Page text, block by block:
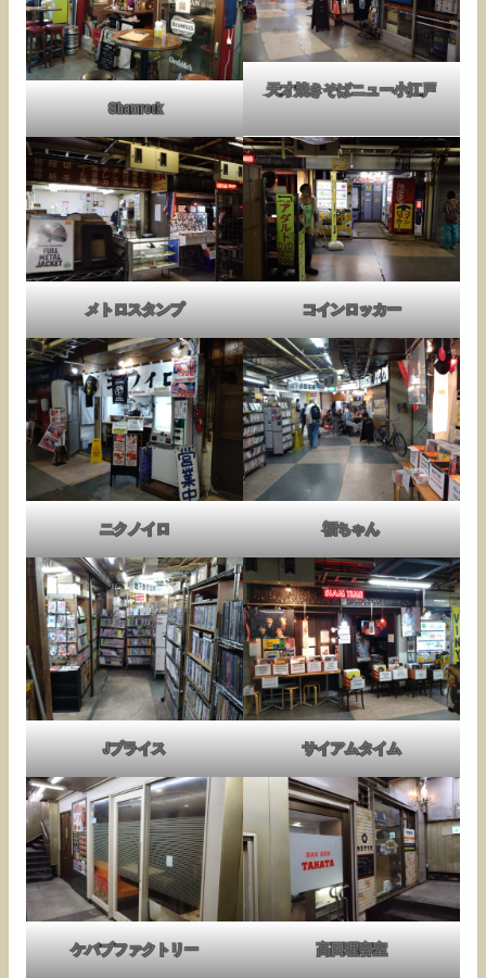
Shamrock
天才焼きそばニュー小江戸
メトロスタンプ コインロッカー
ニクノイロ 福ちゃん
Jプライス サイアムタイム
ケバブファクトリー 高田理容室